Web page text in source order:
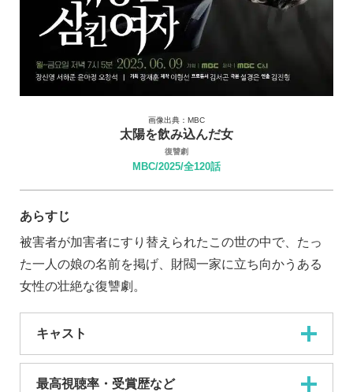
画像出典：MBC
太陽を飲み込んだ女
復讐劇
MBC/2025/全120話
あらすじ
被害者が加害者にすり替えられたこの世の中で、たっ
た一人の娘の名前を掲げ、財閥一家に立ち向かうある
女性の壮絶な復讐劇。
キャスト
最高視聴率・受賞歴など